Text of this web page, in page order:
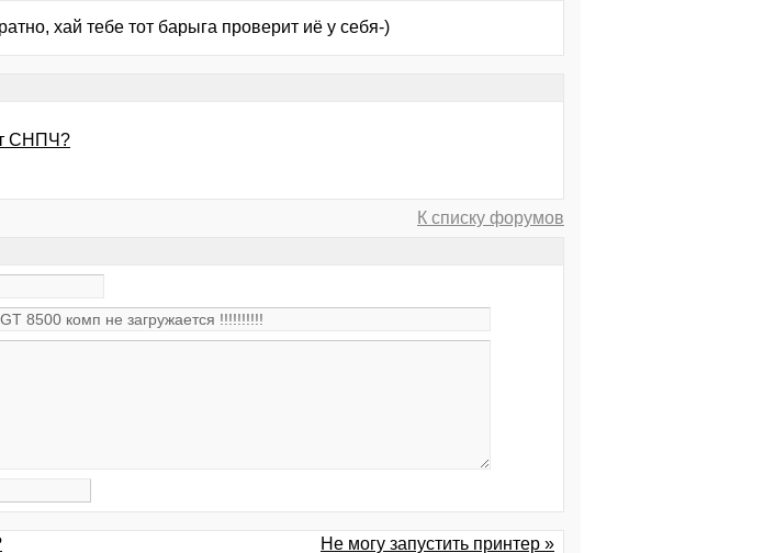
хай тебе тот барыга проверит иё у себя-)
СНПЧ?
К списку форумов
Не могу запустить принтер »